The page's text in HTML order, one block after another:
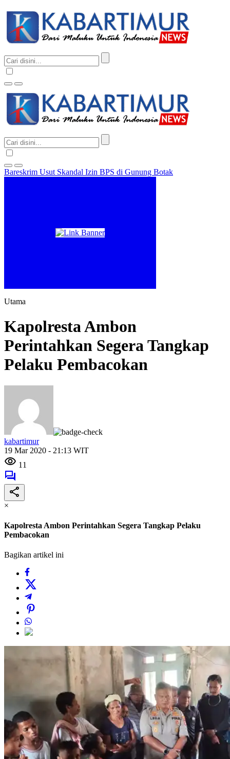
Bareskrim Usut Skandal Izin BPS di Gunung Botak
Utama
Kapolresta Ambon
Perintahkan Segera Tangkap
Pelaku Pembacokan
kabartimur
19 Mar 2020 - 21:13 WIT
11
×
Kapolresta Ambon Perintahkan Segera Tangkap Pelaku
Pembacokan
Bagikan artikel ini